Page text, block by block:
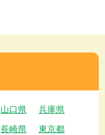
山口県
兵庫県
長崎県
東京都